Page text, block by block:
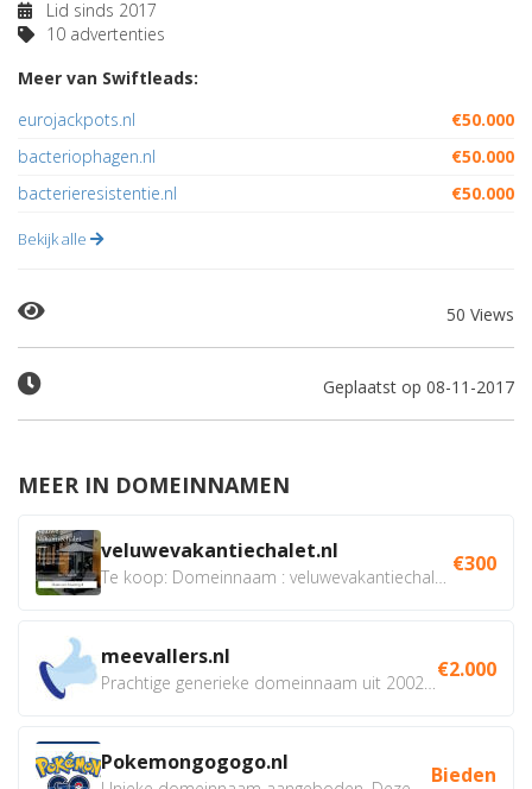
Lid sinds 2017
10 advertenties
Meer van Swiftleads:
eurojackpots.nl
€50.000
bacteriophagen.nl
€50.000
bacterieresistentie.nl
€50.000
Bekijk alle
50 Views
Geplaatst op 08-11-2017
MEER IN DOMEINNAMEN
veluwevakantiechalet.nl €300
meevallers.nl €2.000
Pokemongogogo.nl Bieden